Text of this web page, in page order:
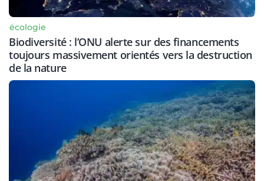
écologie
Biodiversité : l’ONU alerte sur des financements
toujours massivement orientés vers la destruction
de la nature